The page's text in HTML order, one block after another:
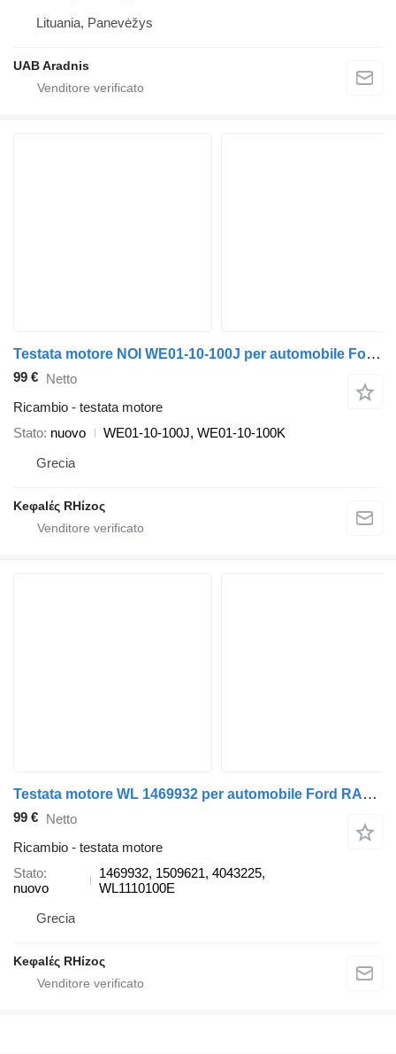
Lituania, Panevėžys
UAB Aradnis
Testata motore NOI WE01-10-100J per automobile Ford RANGER
99 € Netto
Ricambio - testata motore
Stato nuovo
WE01-10-100J, WE01-10-100K
Grecia
Keφalές RHίzoς
Testata motore WL 1469932 per automobile Ford RANGER
99 € Netto
Ricambio - testata motore
Stato
nuovo
1469932, 1509621, 4043225,
WL1110100E
Grecia
Keφalές RHίzoς